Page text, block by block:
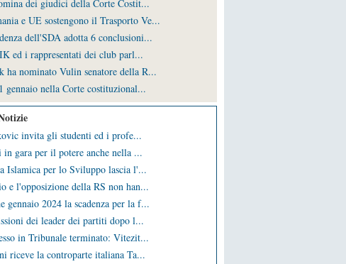
dei giudici della Corte Costit...
e UE sostengono il Trasporto Ve...
dell'SDA adotta 6 conclusioni...
ed i rappresentati dei club parl...
ha nominato Vulin senatore della R...
gennaio nella Corte costituzional...
invita gli studenti ed i profe...
gara per il potere anche nella ...
Islamica per lo Sviluppo lascia l'...
e l'opposizione della RS non han...
gennaio 2024 la scadenza per la f...
dei leader dei partiti dopo l...
in Tribunale terminato: Vitezit...
riceve la controparte italiana Ta...